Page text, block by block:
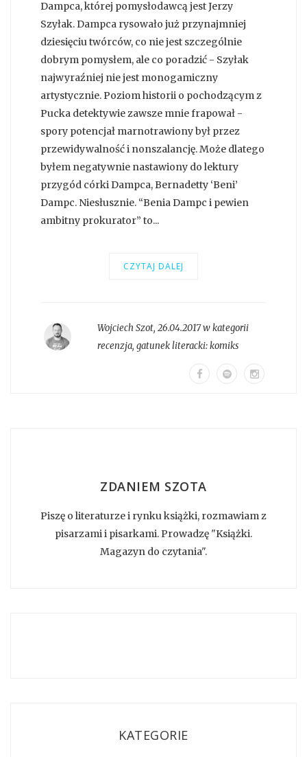
Dampca, której pomysłodawcą jest Jerzy
Szyłak. Dampca rysowało już przynajmniej
dziesięciu twórców, co nie jest szczególnie
dobrym pomysłem, ale co poradzić - Szyłak
najwyraźniej nie jest monogamiczny
artystycznie. Poziom historii o pochodzącym z
Pucka detektywie zawsze mnie frapował -
spory potencjał marnotrawiony był przez
przewidywalność i nonszalancję. Może dlatego
byłem negatywnie nastawiony do lektury
przygód córki Dampca, Bernadetty ‘Beni’
Dampc. Niesłusznie. “Benia Dampc i pewien
ambitny prokurator” to...
CZYTAJ DALEJ
Wojciech Szot, 26.04.2017 w kategorii
recenzja, gatunek literacki:komiks
ZDANIEM SZOTA
Piszę o literaturze i rynku książki, rozmawiam z
pisarzami i pisarkami. Prowadzę "Książki.
Magazyn do czytania".
KATEGORIE